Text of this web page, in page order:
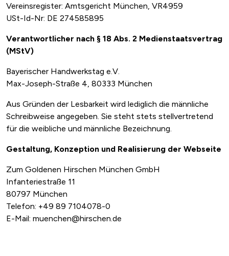
X
SUCHE STARTEN
Vereinsregister: Amtsgericht München, VR4959
USt-Id-Nr: DE 274585895
Verantwortlicher nach § 18 Abs. 2 Medienstaatsvertrag
(MStV)
Bayerischer Handwerkstag e.V.
Max-Joseph-Straße 4, 80333 München
Aus Gründen der Lesbarkeit wird lediglich die männliche
Schreibweise angegeben. Sie steht stets stellvertretend
für die weibliche und männliche Bezeichnung.
Gestaltung, Konzeption und Realisierung der Webseite
Zum Goldenen Hirschen München GmbH
Infanteriestraße 11
80797 München
Telefon: +49 89 7104078-0
E-Mail: muenchen@hirschen.de